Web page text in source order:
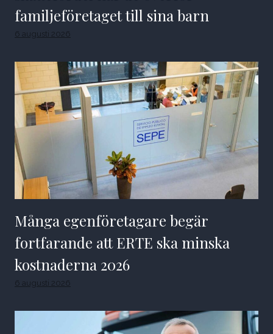
familjeföretaget till sina barn
6 augusti 2026
Många egenföretagare begär
fortfarande att ERTE ska minska
kostnaderna 2026
6 augusti 2026